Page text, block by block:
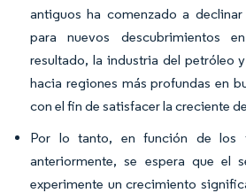
antiguos ha comenzado a
para nuevos descubrimientos
resultado, la industria del petróleo
hacia regiones más profundas en
con el fin de satisfacer la creciente
Por lo tanto, en función de los
anteriormente, se espera que el
experimente un crecimiento